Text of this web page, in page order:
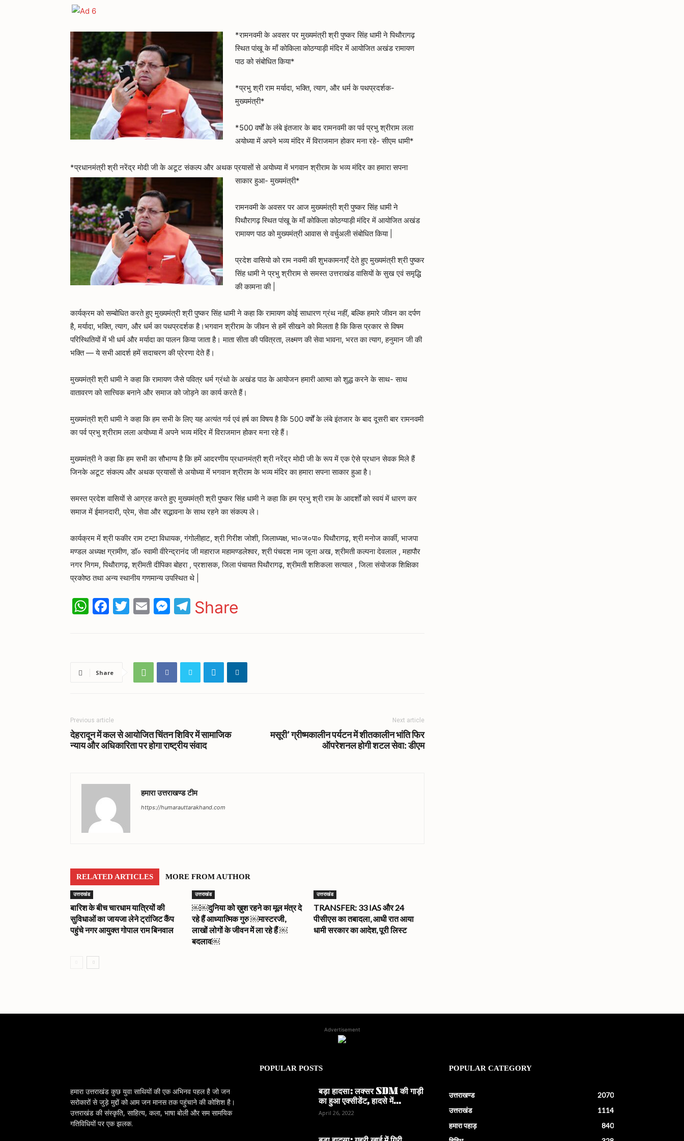
*रामनवमी के अवसर पर मुख्यमंत्री श्री पुष्कर सिंह धामी ने पिथौरागढ़
स्थित पांखू के माँ कोकिला कोठग्याड़ी मंदिर में आयोजित अखंड रामायण
पाठ को संबोधित किया*
*प्रभु श्री राम मर्यादा, भक्ति, त्याग, और धर्म के पथप्रदर्शक-
मुख्यमंत्री*
*500 वर्षों के लंबे इंतजार के बाद रामनवमी का पर्व प्रभु श्रीराम लला
अयोध्या में अपने भव्य मंदिर में विराजमान होकर मना रहे- सीएम धामी*
*प्रधानमंत्री श्री नरेंद्र मोदी जी के अटूट संकल्प और अथक प्रयासों से अयोध्या में भगवान श्रीराम के भव्य मंदिर का हमारा सपना
साकार हुआ- मुख्यमंत्री*
रामनवमी के अवसर पर आज मुख्यमंत्री श्री पुष्कर सिंह धामी ने
पिथौरागढ़ स्थित पांखू के माँ कोकिला कोठग्याड़ी मंदिर में आयोजित अखंड
रामायण पाठ को मुख्यमंत्री आवास से वर्चुअली संबोधित किया |
प्रदेश वासियो को राम नवमी की शुभकामनाएँ देते हुए मुख्यमंत्री श्री पुष्कर
सिंह धामी ने प्रभु श्रीराम से समस्त उत्तराखंड वासियों के सुख एवं समृद्धि
की कामना की |
कार्यक्रम को सम्बोधित करते हुए मुख्यमंत्री श्री पुष्कर सिंह धामी ने कहा कि रामायण कोई साधारण ग्रंथ नहीं, बल्कि हमारे जीवन का दर्पण
है, मर्यादा, भक्ति, त्याग, और धर्म का पथप्रदर्शक है।भगवान श्रीराम के जीवन से हमें सीखने को मिलता है कि किस प्रकार से विषम
परिस्थितियों में भी धर्म और मर्यादा का पालन किया जाता है। माता सीता की पवित्रता, लक्ष्मण की सेवा भावना, भरत का त्याग, हनुमान जी की
भक्ति — ये सभी आदर्श हमें सदाचरण की प्रेरणा देते हैं।
मुख्यमंत्री श्री धामी ने कहा कि रामायण जैसे पवित्र धर्म ग्रंथो के अखंड पाठ के आयोजन हमारी आत्मा को शुद्ध करने के साथ- साथ
वातावरण को सात्त्विक बनाने और समाज को जोड़ने का कार्य करते हैं।
मुख्यमंत्री श्री धामी ने कहा कि हम सभी के लिए यह अत्यंत गर्व एवं हर्ष का विषय है कि 500 वर्षों के लंबे इंतजार के बाद दूसरी बार रामनवमी
का पर्व प्रभु श्रीराम लला अयोध्या में अपने भव्य मंदिर में विराजमान होकर मना रहे हैं।
मुख्यमंत्री ने कहा कि हम सभी का सौभाग्य है कि हमें आदरणीय प्रधानमंत्री श्री नरेंद्र मोदी जी के रूप में एक ऐसे प्रधान सेवक मिले हैं
जिनके अटूट संकल्प और अथक प्रयासों से अयोध्या में भगवान श्रीराम के भव्य मंदिर का हमारा सपना साकार हुआ है।
समस्त प्रदेश वासियों से आग्रह करते हुए मुख्यमंत्री श्री पुष्कर सिंह धामी ने कहा कि हम प्रभु श्री राम के आदर्शों को स्वयं में धारण कर
समाज में ईमानदारी, प्रेम, सेवा और सद्भावना के साथ रहने का संकल्प ले।
कार्यक्रम में श्री फकीर राम टम्टा विधायक, गंगोलीहाट, श्री गिरीश जोशी, जिलाध्यक्ष, भा०ज०पा० पिथौरागढ़, श्री मनोज कार्की, भाजपा
मण्डल अध्यक्ष ग्रामीण, डॉ० स्वामी वीरेन्द्रानंद जी महाराज महामण्डलेश्वर, श्री पंचदश नाम जूना अख, श्रीमती कल्पना देवलाल , महापौर
नगर निगम, पिथौरागढ़, श्रीमती दीपिका बोहरा , प्रशासक, जिला पंचायत पिथौरागढ़, श्रीमती शशिकला सत्याल , जिला संयोजक शिक्षिका
प्रकोष्ठ तथा अन्य स्थानीय गणमान्य उपस्थित थे |
WhatsApp
Facebook
Twitter
EmailMessenger
Telegram
Share
Share
Previous article
देहरादून में कल से आयोजित चिंतन शिविर में सामाजिक
न्याय और अधिकारिता पर होगा राष्ट्रीय संवाद
Next article
मसूरी’ ग्रीष्मकालीन पर्यटन में शीतकालीन भांति फिर
ऑपरेशनल होगी शटल सेवा: डीएम
हमारा उत्तराखण्ड टीम
https://humarauttarakhand.com
RELATED ARTICLES MORE FROM AUTHOR
उत्तराखंड
बारिश के बीच चारधाम यात्रियों की
सुविधाओं का जायजा लेने ट्रांजिट कैंप
पहुंचे नगर आयुक्त गोपाल राम बिनवाल
उत्तराखंड
￼￼दुनिया को ख़ुश रहने का मूल मंत्र दे
रहे हैं आध्यात्मिक गुरु ￼मास्टरजी,
लाखों लोगों के जीवन में ला रहे हैं ￼
बदलाव￼
उत्तराखंड
TRANSFER: 33 IAS और 24
पीसीएस का तबादला, आधी रात आया
धामी सरकार का आदेश, पूरी लिस्ट
Advertisement
हमारा उत्तराखंड कुछ युवा साथियों की एक अभिनव पहल है जो जन
सरोकारों से जुड़े मुद्दों को आम जन मानस तक पहुंचाने की कोशिश है।
उत्तराखंड की संस्कृति, साहित्य, कला, भाषा बोली और सम सामयिक
गतिविधियों पर एक झलक.
POPULAR POSTS
बड़ा हादसा: लक्सर SDM की गाड़ी
का हुआ एक्सीडेंट, हादसे में...
April 26, 2022
POPULAR CATEGORY
उत्तराखण्ड
2070
उत्तराखंड
1114
हमारा पहाड़
840